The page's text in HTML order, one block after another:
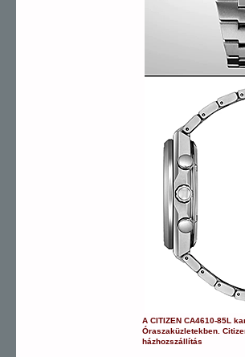
ACITIZEN CA4610-85L
Óraszaküzletekben.
házhozszállítás